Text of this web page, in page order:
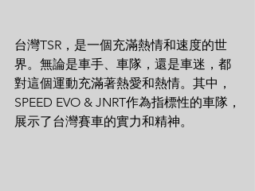
台灣TSR，是一個充滿熱情和速度的世
界。無論是車手、車隊，還是車迷，都
對這個運動充滿著熱愛和熱情。其中，
SPEED EVO & JNRT作為指標性的車隊，
展示了台灣賽車的實力和精神。